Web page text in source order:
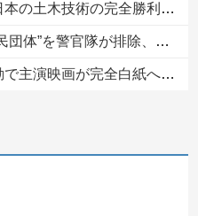
わ」「こういうのを見ると日本人は何か適当に作る感じがしない・・・」...
の瞬間に周囲で見守っていた観客たちが……
映画が完全白紙へｗｗｗｗｗ
りにも・・・